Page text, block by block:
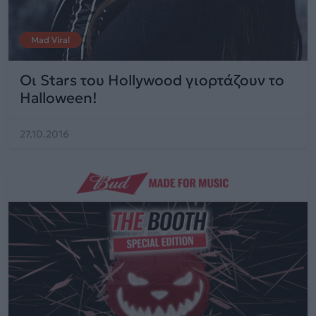
Mad Viral
Οι Stars του Hollywood γιορτάζουν το
Halloween!
27.10.2016